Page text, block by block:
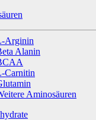
Arginin
Alanin
Carnitin
Aminosäuren